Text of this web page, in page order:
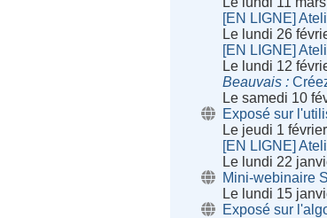
[EN LIGNE]
Le lundi 26
[EN LIGNE]
Le lundi 12
Beauvais
Le samedi 10
Exposé sur
Le jeudi 1
[EN LIGNE]
Le lundi 22
Mini-webinaire
Le lundi 15
Exposé sur